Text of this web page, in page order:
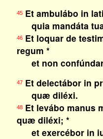
45Et ambulábo in
quia mandáta
46Et loquar de
regum *
et non
47Et delectábor in
quæ diléxi.
48Et levábo manus
quæ diléxi; *
et exercébor in